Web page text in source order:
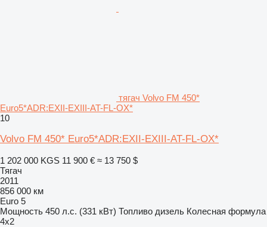
тягач Volvo FM 450*
Euro5*ADR:EXII-EXIII-AT-FL-OX*
10
Volvo FM 450* Euro5*ADR:EXII-EXIII-AT-FL-OX*
1 202 000 KGS 11 900 € ≈ 13 750 $
Тягач
2011
856 000 км
Euro 5
Мощность 450 л.с. (331 кВт) Топливо дизель Колесная формула
4x2